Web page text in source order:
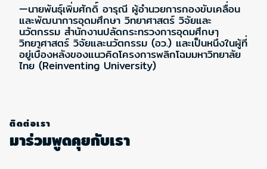
—นายพันธุ์เพิ่มศักดิ์ อารุณี ผู้อำนวยการกองขับเคลื่อน
และพัฒนาการอุดมศึกษา วิทยาศาสตร์ วิจัยและ
นวัตกรรม สำนักงานปลัดกระทรวงการอุดมศึกษา
วิทยาศาสตร์ วิจัยและนวัตกรรม (อว.) และเป็นหนึ่งในผู้ที่
อยู่เบื้องหลังของแนวคิดโครงการพลิกโฉมมหาวิทยาลัย
ไทย (Reinventing University)
ติดต่อเรา
มาร่วมพูดคุยกับเรา